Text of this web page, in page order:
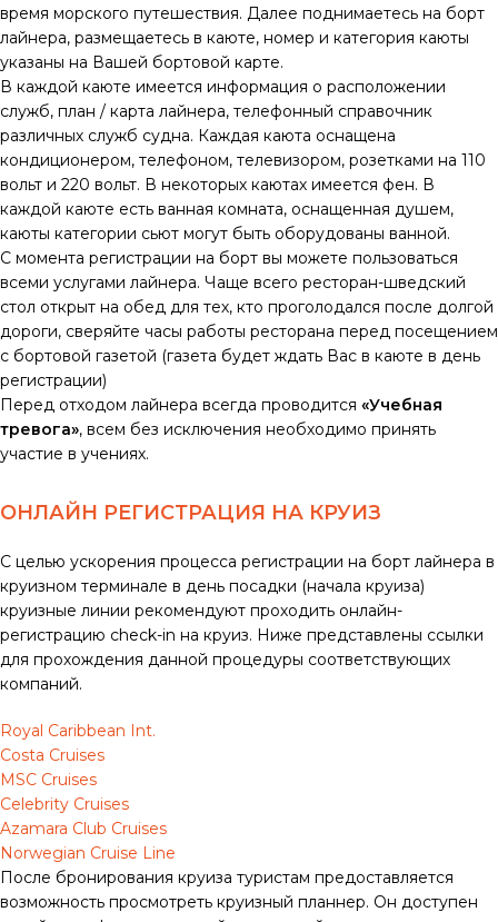
время морского путешествия. Далее поднимаетесь на борт
лайнера, размещаетесь в каюте, номер и категория каюты
указаны на Вашей бортовой карте.
В каждой каюте имеется информация о расположении
служб, план / карта лайнера, телефонный справочник
различных служб судна. Каждая каюта оснащена
кондиционером, телефоном, телевизором, розетками на 110
вольт и 220 вольт. В некоторых каютах имеется фен. В
каждой каюте есть ванная комната, оснащенная душем,
каюты категории сьют могут быть оборудованы ванной.
С момента регистрации на борт вы можете пользоваться
всеми услугами лайнера. Чаще всего ресторан-шведский
стол открыт на обед для тех, кто проголодался после долгой
дороги, сверяйте часы работы ресторана перед посещением
с бортовой газетой (газета будет ждать Вас в каюте в день
регистрации)
Перед отходом лайнера всегда проводится «Учебная
тревога», всем без исключения необходимо принять
участие в учениях.
ОНЛАЙН РЕГИСТРАЦИЯ НА КРУИЗ
С целью ускорения процесса регистрации на борт лайнера в
круизном терминале в день посадки (начала круиза)
круизные линии рекомендуют проходить онлайн-
регистрацию check-in на круиз. Ниже представлены ссылки
для прохождения данной процедуры соответствующих
компаний.
Royal Caribbean Int.
Costa Cruises
MSC Cruises
Celebrity Cruises
Azamara Club Cruises
Norwegian Cruise Line
После бронирования круиза туристам предоставляется
возможность просмотреть круизный планнер. Он доступен